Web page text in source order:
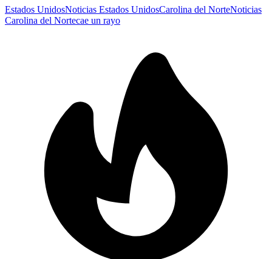
Estados UnidosNoticias Estados UnidosCarolina del NorteNoticias
Carolina del Nortecae un rayo